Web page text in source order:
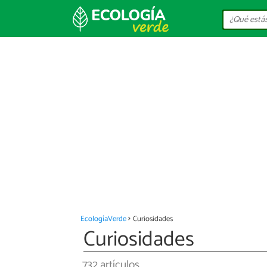
EcologíaVerde Curiosidades
Curiosidades